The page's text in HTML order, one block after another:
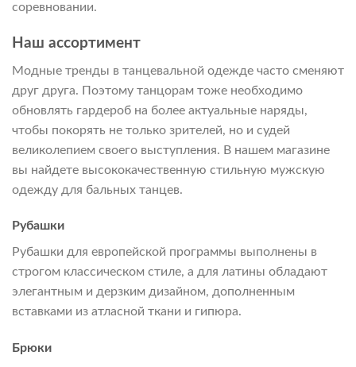
соревновании.
Наш ассортимент
Модные тренды в танцевальной одежде часто сменяют
друг друга. Поэтому танцорам тоже необходимо
обновлять гардероб на более актуальные наряды,
чтобы покорять не только зрителей, но и судей
великолепием своего выступления. В нашем магазине
вы найдете высококачественную стильную мужскую
одежду для бальных танцев.
Рубашки
Рубашки для европейской программы выполнены в
строгом классическом стиле, а для латины обладают
элегантным и дерзким дизайном, дополненным
вставками из атласной ткани и гипюра.
Брюки